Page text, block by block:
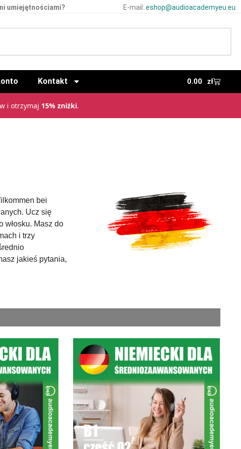
umiejętnościami? E-mail:eshop@audioacademyeu.eu
Kontakt 0.00 zł
i otrzymaj 15% zniżki.
bei
Ucz się
włosku. Masz do
i trzy
jakieś pytania,